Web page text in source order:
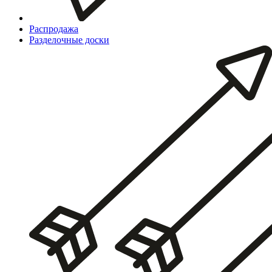
Распродажа
Разделочные доски